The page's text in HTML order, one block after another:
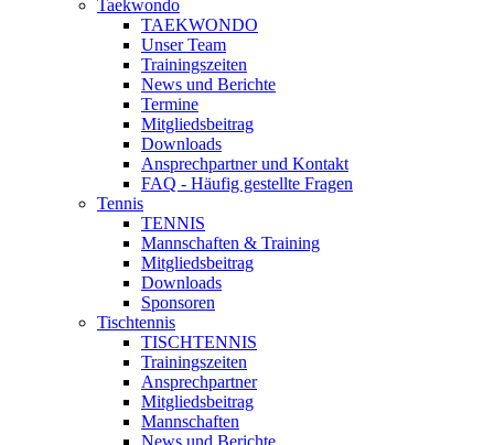
Taekwondo
TAEKWONDO
Unser Team
Trainingszeiten
News und Berichte
Termine
Mitgliedsbeitrag
Downloads
Ansprechpartner und Kontakt
FAQ - Häufig gestellte Fragen
Tennis
TENNIS
Mannschaften & Training
Mitgliedsbeitrag
Downloads
Sponsoren
Tischtennis
TISCHTENNIS
Trainingszeiten
Ansprechpartner
Mitgliedsbeitrag
Mannschaften
News und Berichte